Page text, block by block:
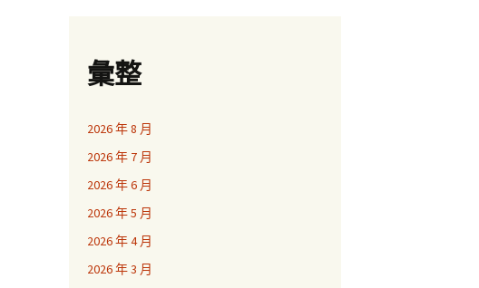
彙整
2026 年 8 月
2026 年 7 月
2026 年 6 月
2026 年 5 月
2026 年 4 月
2026 年 3 月